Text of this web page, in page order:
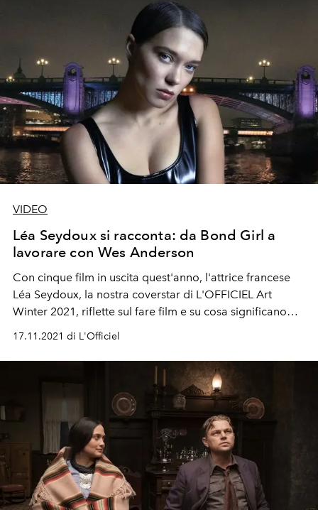
VIDEO
Léa Seydoux si racconta: da Bond Girl a
lavorare con Wes Anderson
Con cinque film in uscita quest'anno, l'attrice francese
Léa Seydoux, la nostra coverstar di L'OFFICIEL Art
Winter 2021, riflette sul fare film e su cosa significano
17.11.2021 di L'Officiel